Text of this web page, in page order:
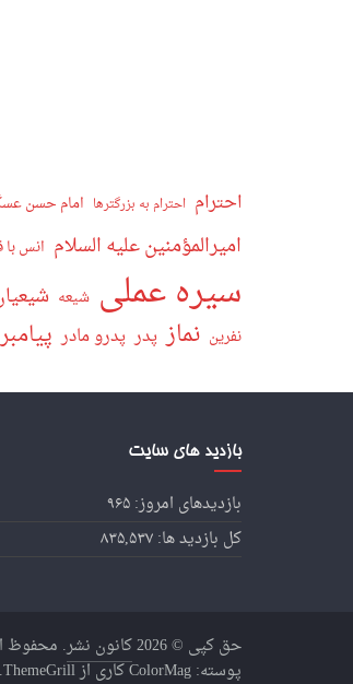
احترام احترام به بزرگترها امام حسن
امیرالمؤمنین علیه السلام انس با
سیره عملی شیعه
نفرین نماز پدر پدرو مادر
بازدید های سایت
بازدیدهای امروز:۹۶۵
کل بازدید ها:۸۳۵,۵۳۷
حق کپی © 2026 کانون نشر. محفوظ
پوسته:ColorMagکاری از ThemeGrill. قدرت گرفته توسط